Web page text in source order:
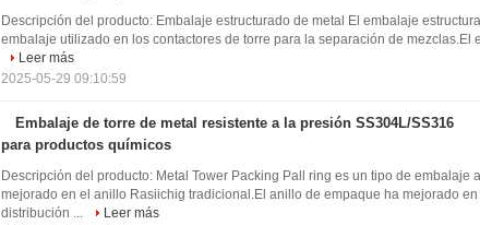
Descripción del producto: Embalaje estructurado de metal El embalaje
embalaje utilizado en los contactores de torre para la separación de mezclas.El
Leer más
2025-05-29 09:10:59
Embalaje de torre de metal resistente a la presión SS304L/SS316
para productos químicos
Descripción del producto: Metal Tower Packing Pall ring es un tipo de embalaje
mejorado en el anillo Rasiichig tradicional.El anillo de empaque ha mejorado
distribución ...
Leer más